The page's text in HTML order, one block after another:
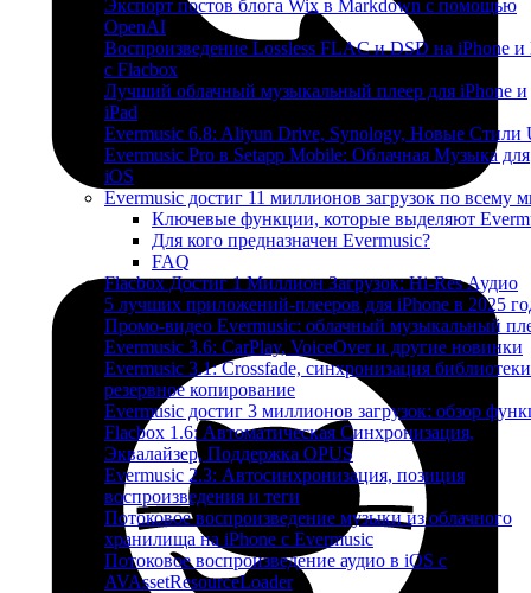
Экспорт постов блога Wix в Markdown с помощью
OpenAI
Воспроизведение Lossless FLAC и DSD на iPhone и
с Flacbox
Лучший облачный музыкальный плеер для iPhone и
iPad
Evermusic 6.8: Aliyun Drive, Synology, Новые Стили
Evermusic Pro в Setapp Mobile: Облачная Музыка для
iOS
Evermusic достиг 11 миллионов загрузок по всему
Ключевые функции, которые выделяют
Для кого предназначен Evermusic?
FAQ
Flacbox Достиг 1 Миллион Загрузок: Hi-Res Аудио
5 лучших приложений-плееров для iPhone в 2025
Промо-видео Evermusic: облачный музыкальный
Evermusic 3.6: CarPlay, VoiceOver и другие новинки
Evermusic 3.1: Crossfade, синхронизация
резервное копирование
Evermusic достиг 3 миллионов загрузок: обзор
Flacbox 1.6: Автоматическая Синхронизация,
Эквалайзер, Поддержка OPUS
Evermusic 2.3: Автосинхронизация, позиция
воспроизведения и теги
Потоковое воспроизведение музыки из облачного
хранилища на iPhone с Evermusic
Потоковое воспроизведение аудио в iOS с
AVAssetResourceLoader